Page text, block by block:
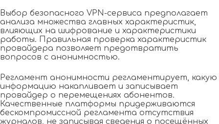
Выбор безопасного VPN-сервиса предполагает
анализа множества главных характеристик,
влияющих на шифрование и характеристики
работы. Правильная проверка характеристик
провайдера позволяет предотвратить
вопросов с анонимностью.
Регламент анонимности регламентирует, какую
информацию накапливает и записывает
провайдер о перемещениях абонентов.
Качественные платформы придерживаются
бескомпромиссной регламента отсутствия
журналов, не записывая сведения о посещённых